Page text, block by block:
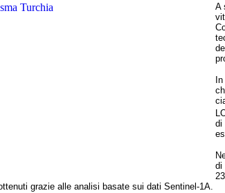
A
di
di
grazie alle analisi basate sui dati Sentinel-1A.